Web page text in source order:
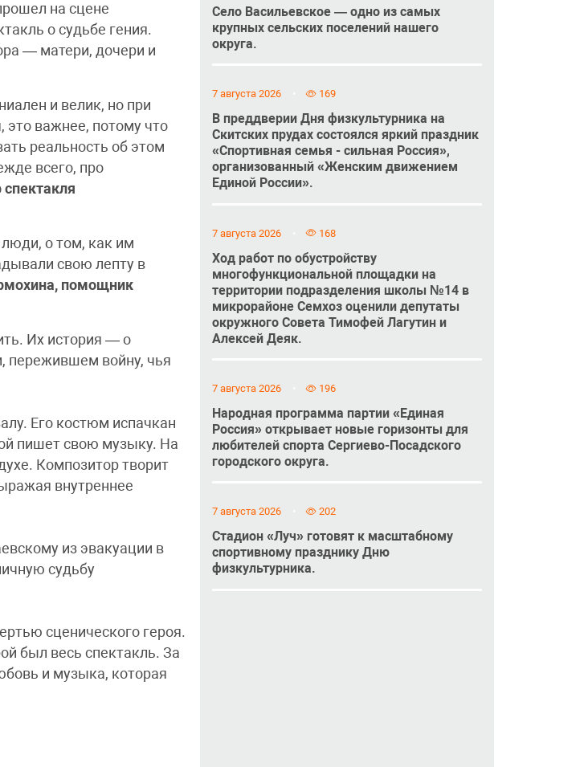
на сцене
о судьбе гения.
— матери, дочери и
и велик, но при
это важнее, потому что
реальность об этом
всего, про
о том, как им
свою лепту в
помощник
Их история — о
пережившем войну, чья
Его костюм испачкан
пишет свою музыку. На
Композитор творит
внутреннее
из эвакуации в
судьбу
сценического героя.
был весь спектакль. За
и музыка, которая
Село Васильевское — одно из самых
крупных сельских поселений нашего
округа.
7 августа 2026 169
В преддверии Дня физкультурника на
Скитских прудах состоялся яркий праздник
«Спортивная семья - сильная Россия»,
организованный «Женским движением
Единой России».
7 августа 2026 168
Ход работ по обустройству
многофункциональной площадки на
территории подразделения школы №14 в
микрорайоне Семхоз оценили депутаты
окружного Совета Тимофей Лагутин и
Алексей Деяк.
7 августа 2026 196
Народная программа партии «Единая
Россия» открывает новые горизонты для
любителей спорта Сергиево-Посадского
городского округа.
7 августа 2026 202
Стадион «Луч» готовят к масштабному
спортивному празднику Дню
физкультурника.